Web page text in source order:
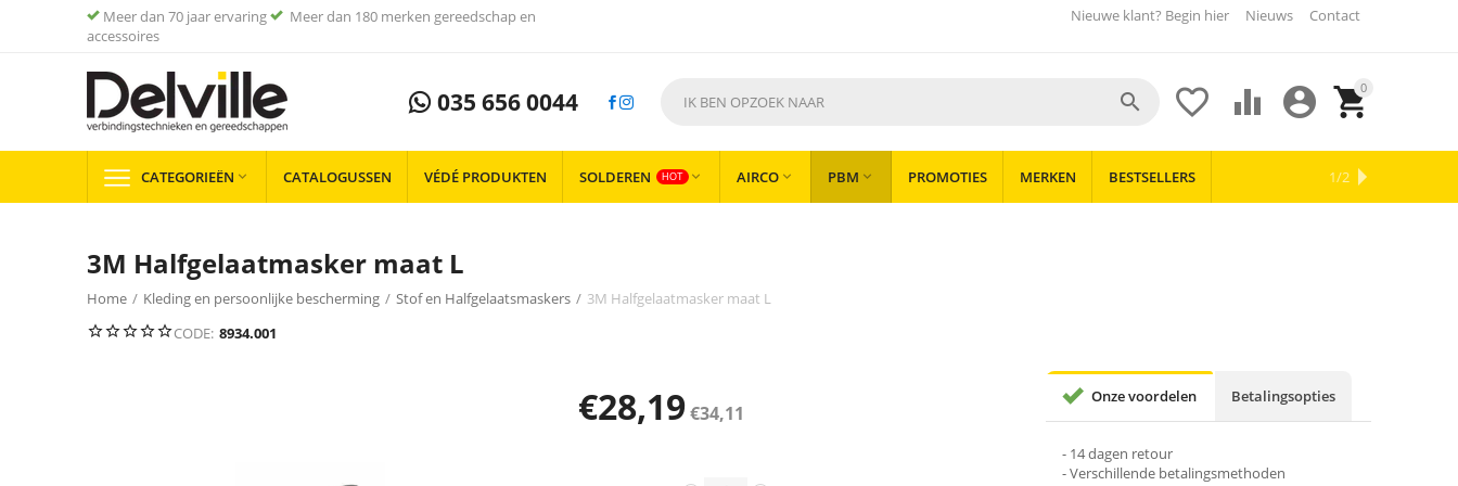
Meer dan 70 jaar ervaring
Meer dan 180 merken gereedschap en
accessoires
Nieuwe klant? Begin hier Nieuws Contact
035 656 0044 0


 

CATEGORIEËN  CATALOGUSSEN VÉDÉ PRODUKTEN SOLDEREN HOT  AIRCO  PBM  PROMOTIES MERKEN BESTSELLERS 1/2
3M Halfgelaatmasker maat L
Home / Kleding en persoonlijke bescherming / Stof en Halfgelaatsmaskers / 3M Halfgelaatmasker maat L
CODE: 8934.001
€28,19€34,11
Onze voordelen Betalingsopties
- 14 dagen retour
- Verschillende betalingsmethoden